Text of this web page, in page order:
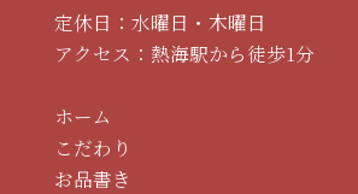
定休日：水曜日・木曜日
アクセス：熱海駅から徒歩1分
ホーム
こだわり
お品書き